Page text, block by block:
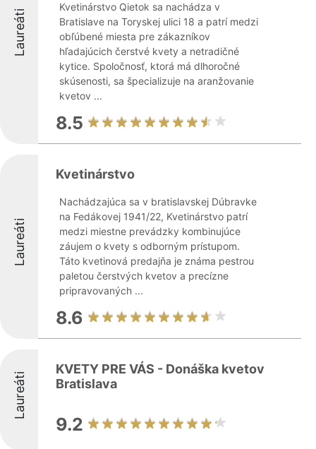
Laureáti
Kvetinárstvo Qietok sa nachádza v
Bratislave na Toryskej ulici 18 a patrí medzi
obľúbené miesta pre zákazníkov
hľadajúcich čerstvé kvety a netradičné
kytice. Spoločnosť, ktorá má dlhoročné
skúsenosti, sa špecializuje na aranžovanie
kvetov ...
8.5
Laureáti
Kvetinárstvo
Nachádzajúca sa v bratislavskej Dúbravke
na Fedákovej 1941/22, Kvetinárstvo patrí
medzi miestne prevádzky kombinujúce
záujem o kvety s odborným prístupom.
Táto kvetinová predajňa je známa pestrou
paletou čerstvých kvetov a precízne
pripravovaných ...
8.6
Laureáti
KVETY PRE VÁS - Donáška kvetov
Bratislava
9.2